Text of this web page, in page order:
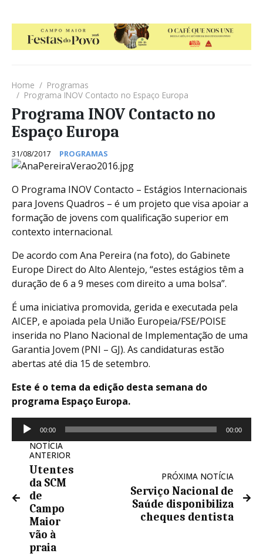
Home
Programas
Programa INOV Contacto no Espaço Europa
Programa INOV Contacto no
Espaço Europa
31/08/2017 PROGRAMAS
O Programa INOV Contacto – Estágios Internacionais
para Jovens Quadros – é um projeto que visa apoiar a
formação de jovens com qualificação superior em
contexto internacional.
De acordo com Ana Pereira (na foto), do Gabinete
Europe Direct do Alto Alentejo, “estes estágios têm a
duração de 6 a 9 meses com direito a uma bolsa”.
É uma iniciativa promovida, gerida e executada pela
AICEP, e apoiada pela União Europeia/FSE/POISE
inserida no Plano Nacional de Implementação de uma
Garantia Jovem (PNI – GJ). As candidaturas estão
abertas até dia 15 de setembro.
Este é o tema da edição desta semana do
programa Espaço Europa.
Reprodutor
de
áudio
00:00 00:00
NOTÍCIA
ANTERIOR
Utentes
da SCM
de
Campo
Maior
vão à
praia
PRÓXIMA NOTÍCIA
Serviço Nacional de
Saúde disponibiliza
cheques dentista